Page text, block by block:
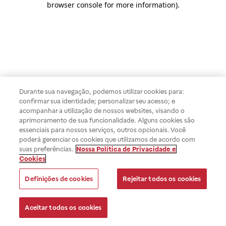
browser console for more information).
Durante sua navegação, podemos utilizar cookies para:
confirmar sua identidade; personalizar seu acesso; e
acompanhar a utilização de nossos websites, visando o
aprimoramento de sua funcionalidade. Alguns cookies são
essenciais para nossos serviços, outros opcionais. Você
poderá gerenciar os cookies que utilizamos de acordo com
suas preferências. Nossa Política de Privacidade e
Cookies
Definições de cookies Rejeitar todos os cookies
Aceitar todos os cookies